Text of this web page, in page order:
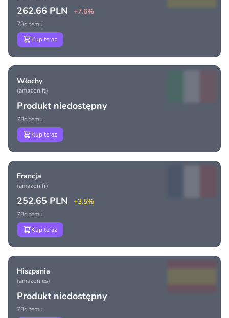
262.66 PLN +7.6%
78d temu
Kup teraz
Włochy
(amazon.it)
Produkt niedostępny
78d temu
Kup teraz
Francja
(amazon.fr)
252.65 PLN +3.5%
78d temu
Kup teraz
Hiszpania
(amazon.es)
Produkt niedostępny
78d temu